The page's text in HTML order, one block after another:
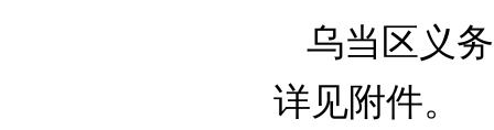
乌当区义
详见附件。